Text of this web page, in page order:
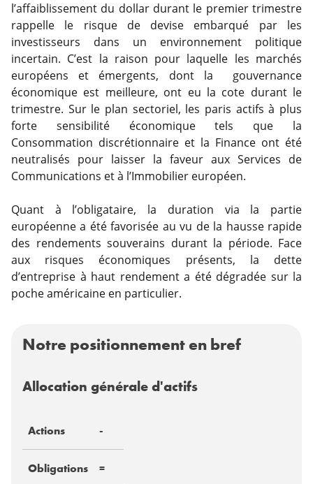
l’affaiblissement du dollar durant le premier trimestre
rappelle le risque de devise embarqué par les
investisseurs dans un environnement politique
incertain. C’est la raison pour laquelle les marchés
européens et émergents, dont la gouvernance
économique est meilleure, ont eu la cote durant le
trimestre. Sur le plan sectoriel, les paris actifs à plus
forte sensibilité économique tels que la
Consommation discrétionnaire et la Finance ont été
neutralisés pour laisser la faveur aux Services de
Communications et à l’Immobilier européen.
Quant à l’obligataire, la duration via la partie
européenne a été favorisée au vu de la hausse rapide
des rendements souverains durant la période. Face
aux risques économiques présents, la dette
d’entreprise à haut rendement a été dégradée sur la
poche américaine en particulier.
Notre positionnement en bref
Allocation générale d'actifs
Actions -
Obligations =